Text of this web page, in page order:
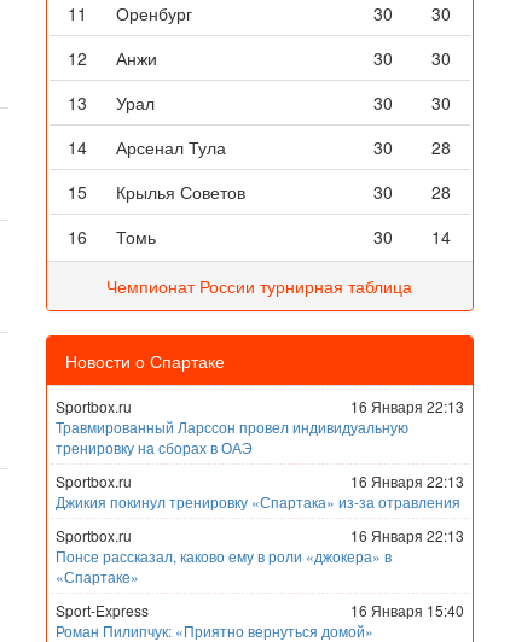
11
Оренбург 30
30
12
Анжи 30
30
13
Урал 30
30
14
Арсенал Тула 30
28
15
Крылья Советов 30
28
16
Томь 30 14
Чемпионат России турнирная таблица
Новости о Спартаке
Sportbox.ru
16 Января 22:13
Травмированный Ларссон провел индивидуальную
тренировку на сборах в ОАЭ
Sportbox.ru
16 Января 22:13
Джикия покинул тренировку «Спартака» из-за отравления
Sportbox.ru
16 Января 22:13
Понсе рассказал, каково ему в роли «джокера» в
«Спартаке»
Sport-Express
16 Января 15:40
Роман Пилипчук: «Приятно вернуться домой»